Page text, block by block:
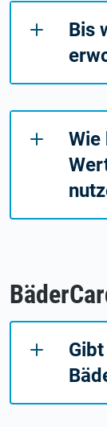
Bis
Wie